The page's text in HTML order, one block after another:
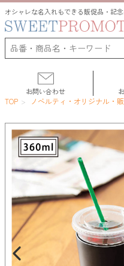
オシャレな名入れもできる販促品・記
お問い合わせ
人気
初
TOP ノベルティ・オリジナル・